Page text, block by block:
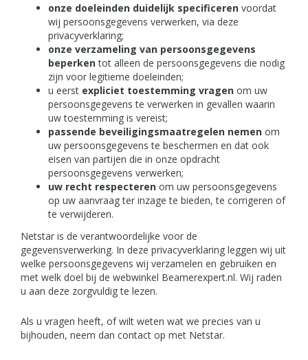
onze doeleinden duidelijk specificeren voordat
wij persoonsgegevens verwerken, via deze
privacyverklaring;
onze verzameling van persoonsgegevens
beperkentot alleen de persoonsgegevens die nodig
zijn voor legitieme doeleinden;
u eerst expliciet toestemming vragen om uw
persoonsgegevens te verwerken in gevallen waarin
uw toestemming is vereist;
passende beveiligingsmaatregelen nemen om
uw persoonsgegevens te beschermen en dat ook
eisen van partijen die in onze opdracht
persoonsgegevens verwerken;
uw recht respecteren om uw persoonsgegevens
op uw aanvraag ter inzage te bieden, te corrigeren of
te verwijderen.
Netstar is de verantwoordelijke voor de
gegevensverwerking. In deze privacyverklaring leggen wij uit
welke persoonsgegevens wij verzamelen en gebruiken en
met welk doel bij de webwinkel Beamerexpert.nl. Wij raden
u aan deze zorgvuldig te lezen.
Als u vragen heeft, of wilt weten wat we precies van u
bijhouden, neem dan contact op met Netstar.